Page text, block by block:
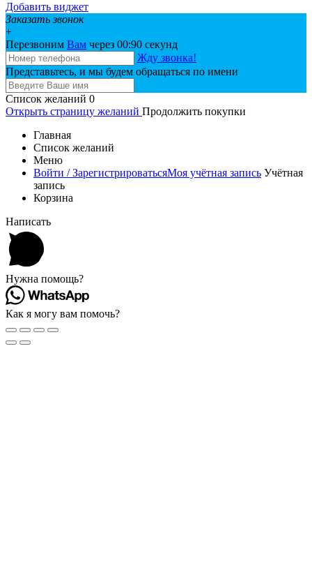
Добавить виджет
Заказать звонок
+
Перезвоним Вам через 00:90 секунд
Жду звонка!
Представьтесь, и мы будем обращаться по имени
Список желаний 0
Открыть страницу желаний Продолжить покупки
Главная
Список желаний
Меню
Войти / ЗарегистрироватьсяМоя учётная запись Учётная
запись
Корзина
Написать
Нужна помощь?
Как я могу вам помочь?